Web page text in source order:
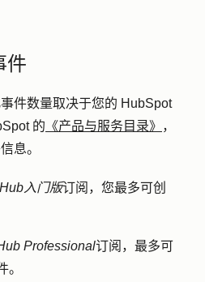
件
件数量取决于您的 HubSpot
的 《产品与服务目录》 ，
息。
入门版订阅，您最多可创
Professional订阅，最多可
。